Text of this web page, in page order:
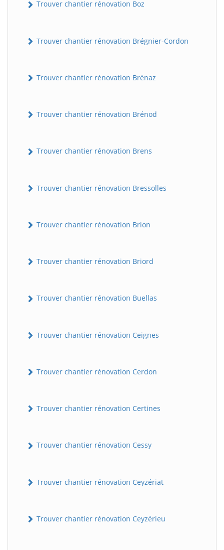
Trouver chantier rénovation Boz
Trouver chantier rénovation Brégnier-Cordon
Trouver chantier rénovation Brénaz
Trouver chantier rénovation Brénod
Trouver chantier rénovation Brens
Trouver chantier rénovation Bressolles
Trouver chantier rénovation Brion
Trouver chantier rénovation Briord
Trouver chantier rénovation Buellas
Trouver chantier rénovation Ceignes
Trouver chantier rénovation Cerdon
Trouver chantier rénovation Certines
Trouver chantier rénovation Cessy
Trouver chantier rénovation Ceyzériat
Trouver chantier rénovation Ceyzérieu